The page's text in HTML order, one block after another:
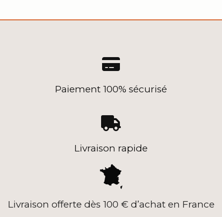

Paiement 100% sécurisé

Livraison rapide
Livraison offerte dès 100 € d’achat en France